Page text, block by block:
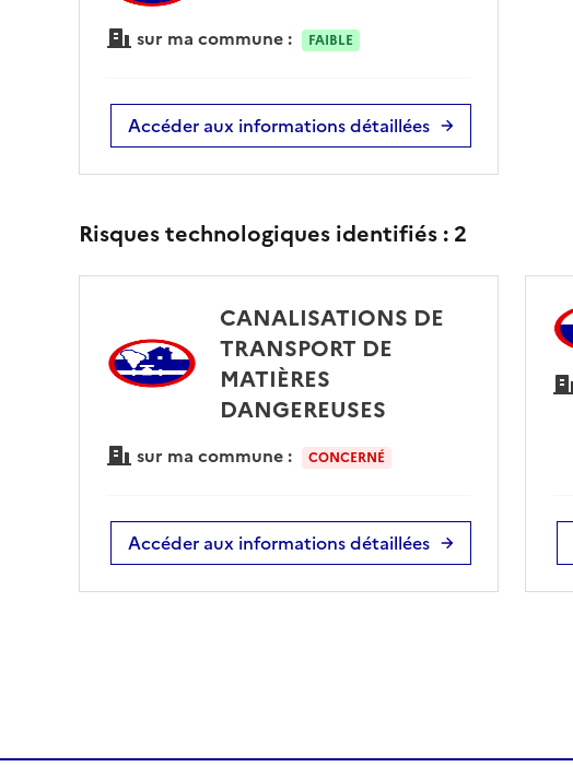
sur ma commune : FAIBLE
Accéder aux informations détaillées
Risques technologiques identifiés : 2
CANALISATIONS DE
TRANSPORT DE
MATIÈRES
DANGEREUSES
sur ma commune : CONCERNÉ
Accéder aux informations détaillées